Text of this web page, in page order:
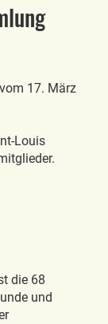
17. März
Louis
die 68
und